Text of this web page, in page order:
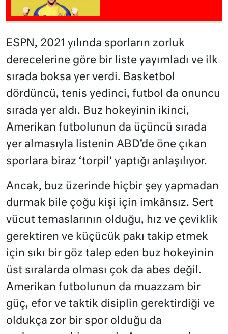
ESPN, 2021 yılında sporların zorluk
derecelerine göre bir liste yayımladı ve ilk
sırada boksa yer verdi. Basketbol
dördüncü, tenis yedinci, futbol da onuncu
sırada yer aldı. Buz hokeyinin ikinci,
Amerikan futbolunun da üçüncü sırada
yer almasıyla listenin ABD’de öne çıkan
sporlara biraz ‘torpil’ yaptığı anlaşılıyor.
Ancak, buz üzerinde hiçbir şey yapmadan
durmak bile çoğu kişi için imkânsız. Sert
vücut temaslarının olduğu, hız ve çeviklik
gerektiren ve küçücük pakı takip etmek
için sıkı bir göz talep eden buz hokeyinin
üst sıralarda olması çok da abes değil.
Amerikan futbolunun da muazzam bir
güç, efor ve taktik disiplin gerektirdiği ve
oldukça zor bir spor olduğu da